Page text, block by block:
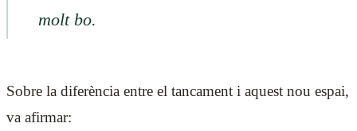
molt bo.
Sobre la diferència entre el tancament i aquest nou espai,
va afirmar: